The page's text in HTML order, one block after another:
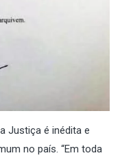
Justiça é inédita e
no país. “Em toda